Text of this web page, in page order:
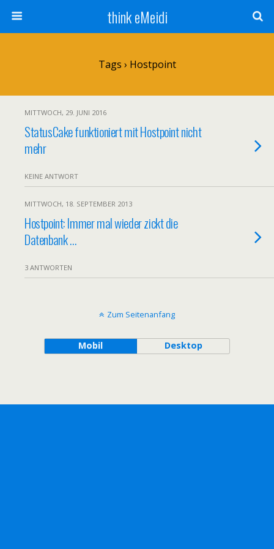
think eMeidi
Tags › Hostpoint
MITTWOCH, 29. JUNI 2016
StatusCake funktioniert mit Hostpoint nicht
mehr
KEINE ANTWORT
MITTWOCH, 18. SEPTEMBER 2013
Hostpoint: Immer mal wieder zickt die
Datenbank …
3 ANTWORTEN
Zum Seitenanfang
Mobil Desktop